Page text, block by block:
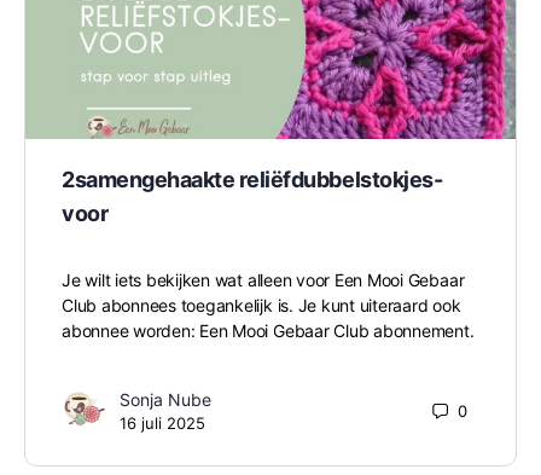
2samengehaakte reliëfdubbelstokjes-
voor
Je wilt iets bekijken wat alleen voor Een Mooi Gebaar
Club abonnees toegankelijk is. Je kunt uiteraard ook
abonnee worden: Een Mooi Gebaar Club abonnement.
Sonja Nube
16 juli 2025
0